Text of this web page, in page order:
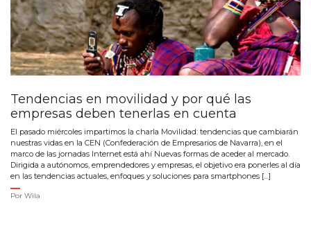
Tendencias en movilidad y por qué las
empresas deben tenerlas en cuenta
El pasado miércoles impartimos la charla Movilidad: tendencias que cambiarán
nuestras vidas en la CEN (Confederación de Empresarios de Navarra), en el
marco de las jornadas Internet está ahí Nuevas formas de aceder al mercado.
Dirigida a autónomos, emprendedores y empresas, el objetivo era ponerles al día
en las tendencias actuales, enfoques y soluciones para smartphones […]
Por Wila